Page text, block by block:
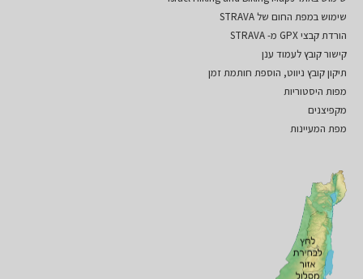
שימוש במפת החום של STRAVA
הורדת קבצי GPX מ- STRAVA
קישור קובץ לעמוד ענן
תיקון קובץ ניווט, הוספת חותמת זמן
מפות היסטוריות
מקפיצנים
מפת המעיינות